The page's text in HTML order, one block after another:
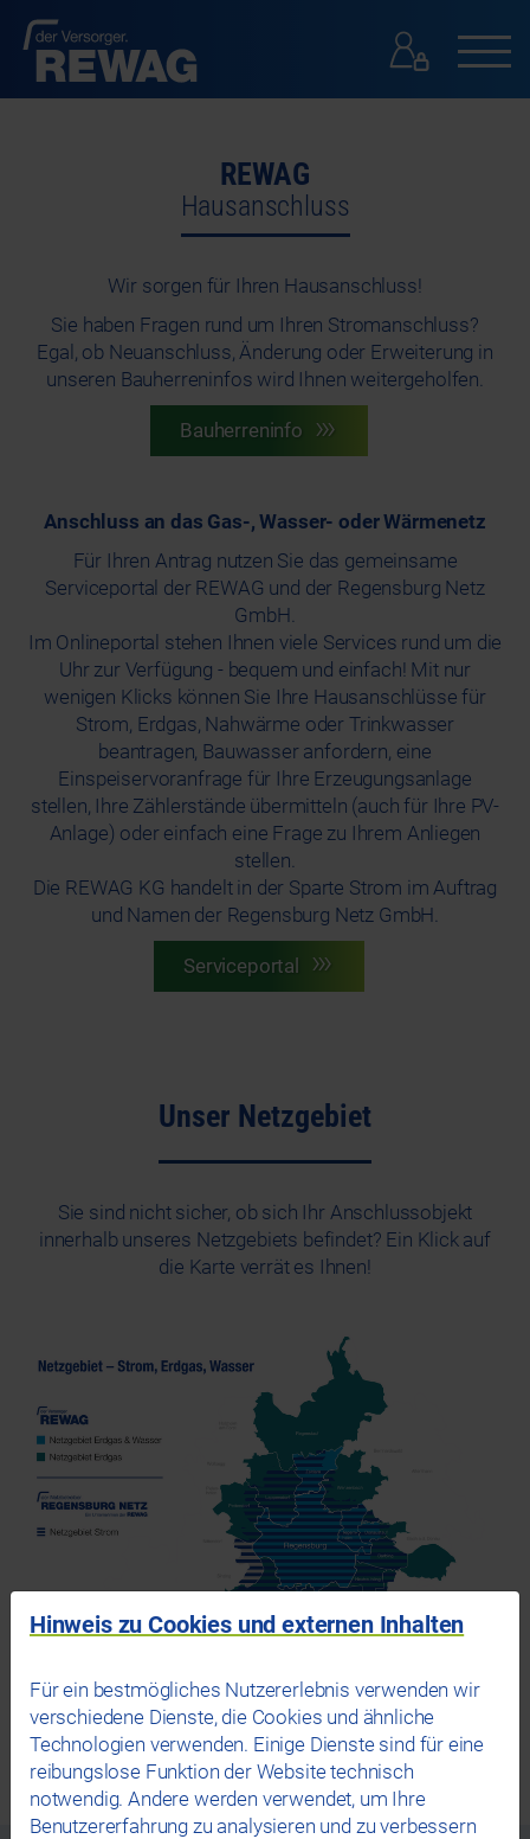
GESCHÄFTSKUNDEN
KONTAKT
REWAG
Hausanschluss
Wir sorgen für Ihren Hausanschluss!
Sie haben Fragen rund um Ihren Stromanschluss?
Egal, ob Neuanschluss, Änderung oder Erweiterung in
unseren Bauherreninfos wird Ihnen weitergeholfen.
Bauherreninfo
Anschluss an das Gas-, Wasser- oder Wärmenetz
Für Ihren Antrag nutzen Sie das gemeinsame
Serviceportal der REWAG und der Regensburg Netz
GmbH.
Im Onlineportal stehen Ihnen viele Services rund um die
Uhr zur Verfügung - bequem und einfach! Mit nur
wenigen Klicks können Sie Ihre Hausanschlüsse für
Strom, Erdgas, Nahwärme oder Trinkwasser
beantragen, Bauwasser anfordern, eine
Einspeiservoranfrage für Ihre Erzeugungsanlage
stellen, Ihre Zählerstände übermitteln (auch für Ihre PV-
Anlage) oder einfach eine Frage zu Ihrem Anliegen
stellen.
Die REWAG KG handelt in der Sparte Strom im Auftrag
und Namen der Regensburg Netz GmbH.
Serviceportal
Unser Netzgebiet
Sie sind nicht sicher, ob sich Ihr Anschlussobjekt
innerhalb unseres Netzgebiets befindet? Ein Klick auf
die Karte verrät es Ihnen!
Hinweis zu Cookies und externen Inhalten
Für ein bestmögliches Nutzererlebnis verwenden wir
verschiedene Dienste, die Cookies und ähnliche
Technologien verwenden. Einige Dienste sind für eine
reibungslose Funktion der Website technisch
notwendig. Andere werden verwendet, um Ihre
Benutzererfahrung zu analysieren und zu verbessern